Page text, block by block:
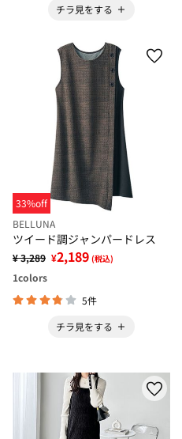
チラ見をする
33%off
BELLUNA
ツイード調ジャンパードレス
¥ 3,289 ¥2,189 (税込)
1colors
5件
チラ見をする